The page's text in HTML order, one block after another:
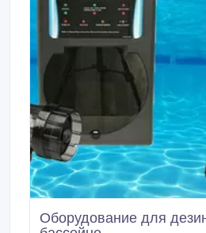
Оборудование для